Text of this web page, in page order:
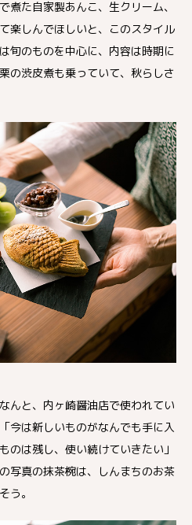
煮た自家製あんこ、生クリーム、
楽しんでほしいと、このスタイル
旬のものを中心に、内容は時期に
の渋皮煮も乗っていて、秋らしさ
んと、内ヶ崎醤油店で使われてい
今は新しいものがなんでも手に入
のは残し、使い続けていきたい」
写真の抹茶椀は、しんまちのお茶
う。